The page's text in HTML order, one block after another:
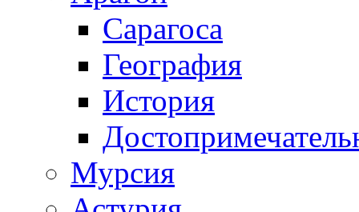
Сарагоса
География
История
Мурсия